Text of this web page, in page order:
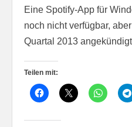
Eine Spotify-App für
noch nicht verfügbar,
Quartal 2013
Teilen mit: